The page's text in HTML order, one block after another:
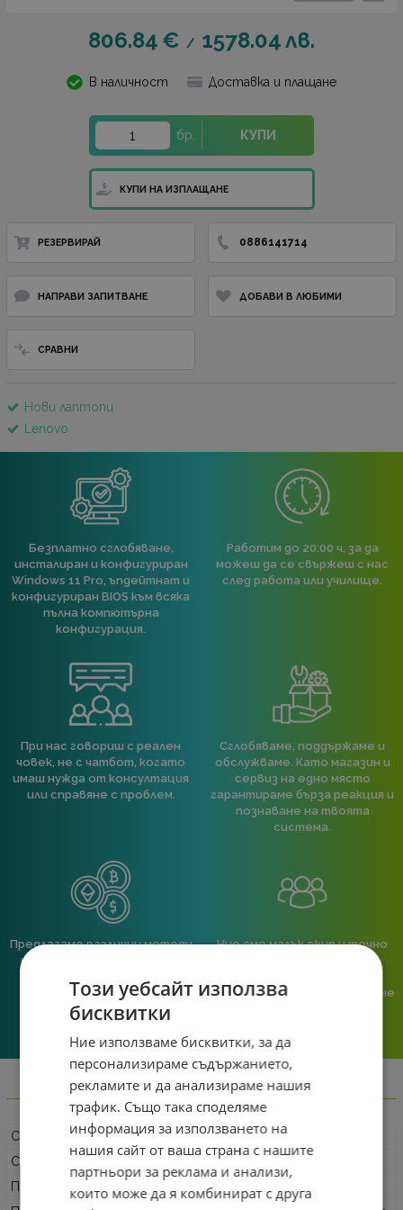
806.84 € / 1578.04лв.
В наличност Доставка и плащане
бр. КУПИ
КУПИ НА ИЗПЛАЩАНЕ
РЕЗЕРВИРАЙ 0886141714
НАПРАВИ ЗАПИТВАНЕ ДОБАВИ В ЛЮБИМИ
СРАВНИ
Нови лаптопи
Lenovo
Безплатно сглобяване,
инсталиран и конфигуриран
Windows 11 Pro, ъпдейтнат и
конфигуриран BIOS към всяка
пълна компютърна
конфигурация.
Работим до 20:00 ч, за да
можеш да се свържеш с нас
след работа или училище.
При нас говориш с реален
човек, не с чатбот, когато
имаш нужда от консултация
или справяне с проблем.
Сглобяваме, поддържаме и
обслужваме. Като магазин и
сервиз на едно място
гарантираме бърза реакция и
познаване на твоята
система.
Предлагаме различни методи
на плащане, включително
криптовалута.
Ние сме малък екип и точно
поръчка. Ако има проблем – не
Информация
Серия
Lenovo V
Софтуер
Процесор, серия
Този уебсайт използва
бисквитки
Ние използваме бисквитки, за да
персонализираме съдържанието,
рекламите и да анализираме нашия
трафик. Също така споделяме
информация за използването на
нашия сайт от ваша страна с нашите
партньори за реклама и анализи,
които може да я комбинират с друга